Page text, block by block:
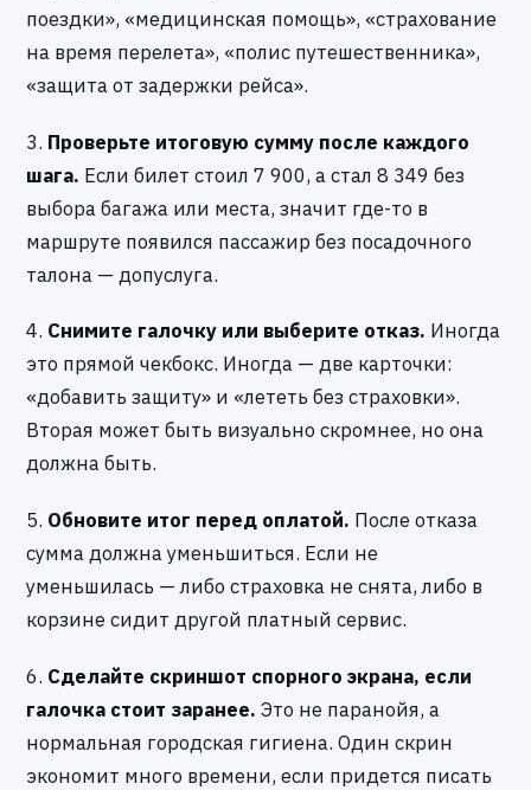
поездки», «медицинская помощь», «страхование
на время перелета», «полис путешественника»,
«защита от задержки рейса».
3. Проверьте итоговую сумму после каждого
шага. Если билет стоил 7 900, а стал 8 349 без
выбора багажа или места, значит где-то в
маршруте появился пассажир без посадочного
талона — допуслуга.
4. Снимите галочку или выберите отказ. Иногда
это прямой чекбокс. Иногда — две карточки:
«добавить защиту» и «лететь без страховки».
Вторая может быть визуально скромнее, но она
должна быть.
5. Обновите итог перед оплатой. После отказа
сумма должна уменьшиться. Если не
уменьшилась — либо страховка не снята, либо в
корзине сидит другой платный сервис.
6. Сделайте скриншот спорного экрана, если
галочка стоит заранее. Это не паранойя, а
нормальная городская гигиена. Один скрин
экономит много времени, если придется писать